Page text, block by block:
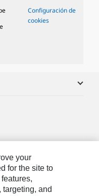
Configuración de
cookies
your
for the site to
and